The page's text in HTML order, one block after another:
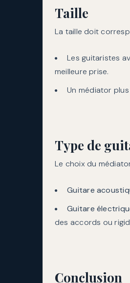
Taille
La taille doit
Les guitaristes
meilleure prise.
Un médiator
Type de
Le choix du
Guitare
Guitare
des accords ou
Conclusion